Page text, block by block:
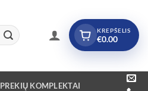
KREPŠELIS
€0.00
PREKIŲ KOMPLEKTAI